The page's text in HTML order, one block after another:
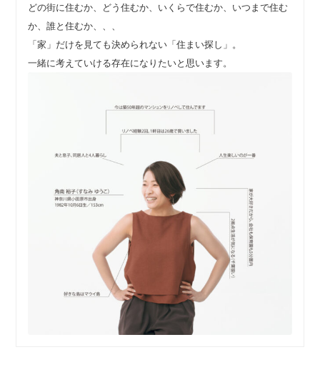
どの街に住むか、どう住むか、いくらで住むか、いつまで住む
か、誰と住むか、、、
「家」だけを見ても決められない「住まい探し」。
一緒に考えていける存在になりたいと思います。